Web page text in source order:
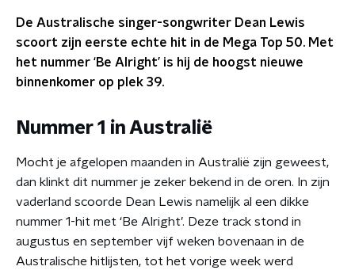
De Australische singer-songwriter Dean Lewis
scoort zijn eerste echte hit in de Mega Top 50. Met
het nummer ‘Be Alright’ is hij de hoogst nieuwe
binnenkomer op plek 39.
Nummer 1 in Australië
Mocht je afgelopen maanden in Australië zijn geweest,
dan klinkt dit nummer je zeker bekend in de oren. In zijn
vaderland scoorde Dean Lewis namelijk al een dikke
nummer 1-hit met ‘Be Alright’. Deze track stond in
augustus en september vijf weken bovenaan in de
Australische hitlijsten, tot het vorige week werd